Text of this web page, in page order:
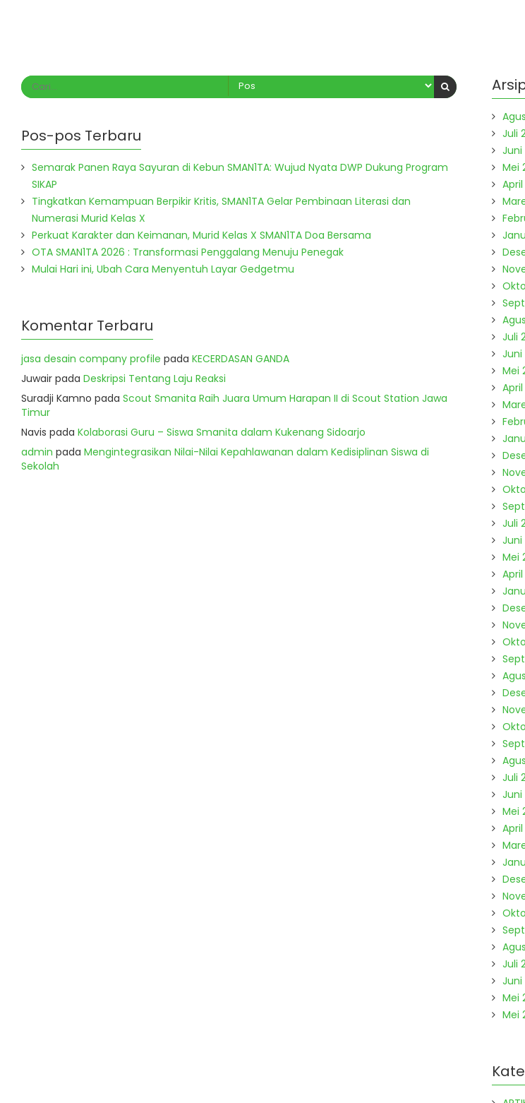
Pos-pos Terbaru
Semarak Panen Raya Sayuran di Kebun SMAN1TA: Wujud Nyata DWP Dukung Program
SIKAP
Tingkatkan Kemampuan Berpikir Kritis, SMAN1TA Gelar Pembinaan Literasi dan
Numerasi Murid Kelas X
Perkuat Karakter dan Keimanan, Murid Kelas X SMAN1TA Doa Bersama
OTA SMAN1TA 2026 : Transformasi Penggalang Menuju Penegak
Mulai Hari ini, Ubah Cara Menyentuh Layar Gedgetmu
Komentar Terbaru
jasa desain company profile pada KECERDASAN GANDA
Juwair pada Deskripsi Tentang Laju Reaksi
Suradji Kamno pada Scout Smanita Raih Juara Umum Harapan II di Scout Station Jawa
Timur
Navis pada Kolaborasi Guru – Siswa Smanita dalam Kukenang Sidoarjo
admin pada Mengintegrasikan Nilai-Nilai Kepahlawanan dalam Kedisiplinan Siswa di
Sekolah
Juli
Juni
Mei
Juli
Juni
Mei
Juli
Juni
Mei
Juli
Juni
Mei
Juli
Juni
Mei
Mei